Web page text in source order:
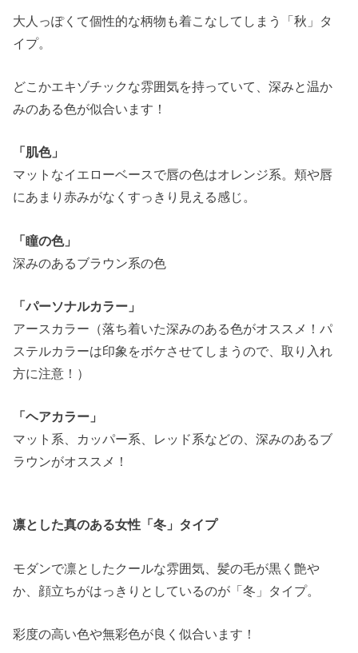
大人っぽくて個性的な柄物も着こなしてしまう「秋」タ
イプ。
どこかエキゾチックな雰囲気を持っていて、深みと温か
みのある色が似合います！
「肌色」
マットなイエローベースで唇の色はオレンジ系。頬や唇
にあまり赤みがなくすっきり見える感じ。
「瞳の色」
深みのあるブラウン系の色
「パーソナルカラー」
アースカラー（落ち着いた深みのある色がオススメ！パ
ステルカラーは印象をボケさせてしまうので、取り入れ
方に注意！）
「ヘアカラー」
マット系、カッパー系、レッド系などの、深みのあるブ
ラウンがオススメ！
凛とした真のある女性「冬」タイプ
モダンで凛としたクールな雰囲気、髪の毛が黒く艶や
か、顔立ちがはっきりとしているのが「冬」タイプ。
彩度の高い色や無彩色が良く似合います！